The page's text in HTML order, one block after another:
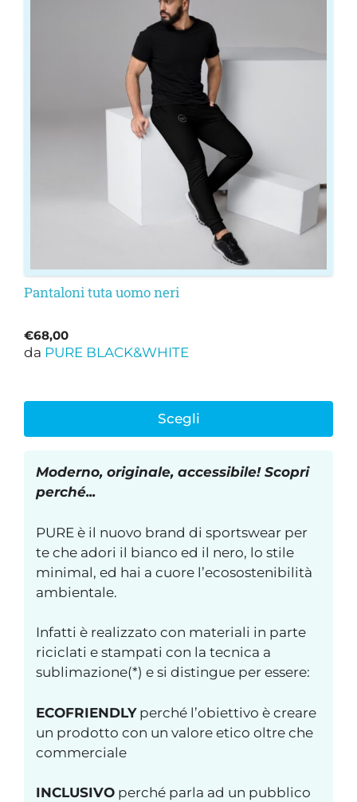
Pantaloni tuta uomo neri
€68,00
da PURE BLACK&WHITE
Scegli
Moderno, originale, accessibile! Scopri
perché...
PURE è il nuovo brand di sportswear per
te che adori il bianco ed il nero, lo stile
minimal, ed hai a cuore l’ecosostenibilità
ambientale.
Infatti è realizzato con materiali in parte
riciclati e stampati con la tecnica a
sublimazione(*) e si distingue per essere:
ECOFRIENDLYperché l’obiettivo è creare
un prodotto con un valore etico oltre che
commerciale
INCLUSIVO perché parla ad un pubblico